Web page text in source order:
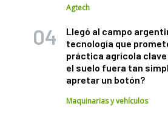
Agtech
Llegó al campo
tecnología que
práctica agrícola
el suelo fuera tan
apretar un botón?
Maquinarias y vehículos